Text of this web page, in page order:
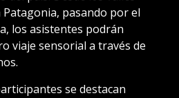
Patagonia, pasando por el
los asistentes podrán
viaje sensorial a través de
se destacan